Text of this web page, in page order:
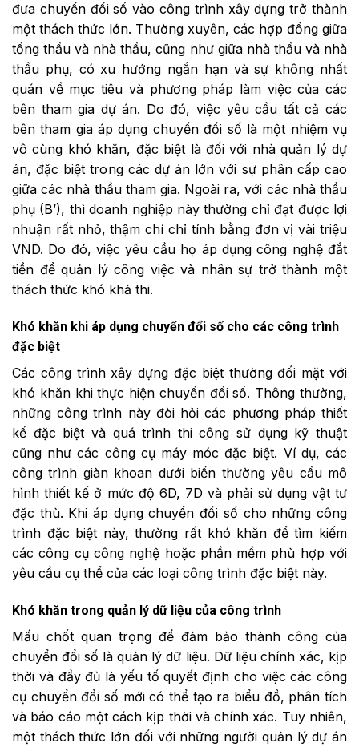
đưa chuyển đổi số vào công trình xây dựng trở thành
một thách thức lớn. Thường xuyên, các hợp đồng giữa
tổng thầu và nhà thầu, cũng như giữa nhà thầu và nhà
thầu phụ, có xu hướng ngắn hạn và sự không nhất
quán về mục tiêu và phương pháp làm việc của các
bên tham gia dự án. Do đó, việc yêu cầu tất cả các
bên tham gia áp dụng chuyển đổi số là một nhiệm vụ
vô cùng khó khăn, đặc biệt là đối với nhà quản lý dự
án, đặc biệt trong các dự án lớn với sự phân cấp cao
giữa các nhà thầu tham gia. Ngoài ra, với các nhà thầu
phụ (B’), thì doanh nghiệp này thường chỉ đạt được lợi
nhuận rất nhỏ, thậm chí chỉ tính bằng đơn vị vài triệu
VND. Do đó, việc yêu cầu họ áp dụng công nghệ đắt
tiền để quản lý công việc và nhân sự trở thành một
thách thức khó khả thi.
Khó khăn khi áp dụng chuyển đổi số cho các công trình
đặc biệt
Các công trình xây dựng đặc biệt thường đối mặt với
khó khăn khi thực hiện chuyển đổi số. Thông thường,
những công trình này đòi hỏi các phương pháp thiết
kế đặc biệt và quá trình thi công sử dụng kỹ thuật
cũng như các công cụ máy móc đặc biệt. Ví dụ, các
công trình giàn khoan dưới biển thường yêu cầu mô
hình thiết kế ở mức độ 6D, 7D và phải sử dụng vật tư
đặc thù. Khi áp dụng chuyển đổi số cho những công
trình đặc biệt này, thường rất khó khăn để tìm kiếm
các công cụ công nghệ hoặc phần mềm phù hợp với
yêu cầu cụ thể của các loại công trình đặc biệt này.
Khó khăn trong quản lý dữ liệu của công trình
Mấu chốt quan trọng để đảm bảo thành công của
chuyển đổi số là quản lý dữ liệu. Dữ liệu chính xác, kịp
thời và đầy đủ là yếu tố quyết định cho việc các công
cụ chuyển đổi số mới có thể tạo ra biểu đồ, phân tích
và báo cáo một cách kịp thời và chính xác. Tuy nhiên,
một thách thức lớn đối với những người quản lý dự án